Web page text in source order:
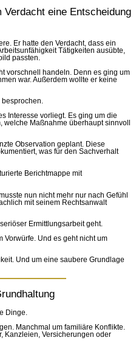
eine Entscheidung
Er hatte den Verdacht, dass ein
Tätigkeiten ausübte,
passten.
vorschnell handeln. Denn es ging um
war. Außerdem wollte er keine
besprochen.
Interesse vorliegt. Es ging um die
Maßnahme überhaupt sinnvoll
Observation geplant. Diese
was für den Sachverhalt
Berichtmappe mit
nun nicht mehr nur nach Gefühl
mit seinem Rechtsanwalt
Ermittlungsarbeit geht.
Vorwürfe. Und es geht nicht um
Und um eine saubere Grundlage
Dinge.
Manchmal um familiäre Konflikte.
Kanzleien, Versicherungen oder